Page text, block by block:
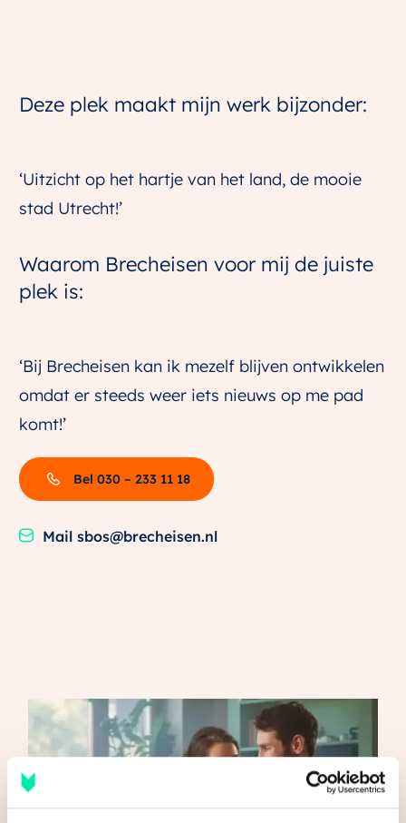
Deze plek maakt mijn werk bijzonder:
‘Uitzicht op het hartje van het land, de mooie
stad Utrecht!’
Waarom Brecheisen voor mij de juiste
plek is:
‘Bij Brecheisen kan ik mezelf blijven ontwikkelen
omdat er steeds weer iets nieuws op me pad
komt!’
Bel 030 – 233 11 18
Mail sbos@brecheisen.nl